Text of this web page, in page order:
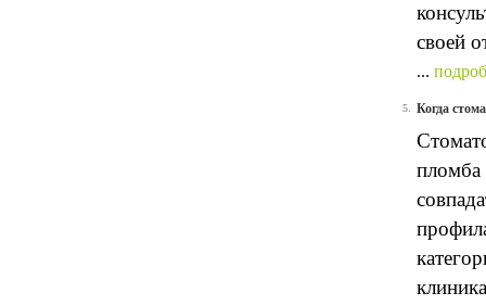
своей
...
5. Когда
пломба